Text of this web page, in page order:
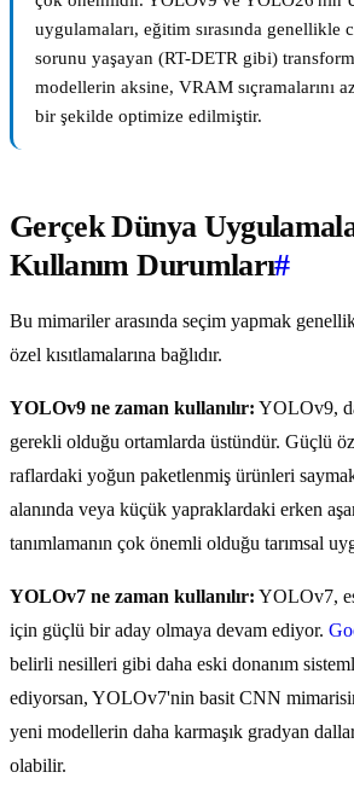
uygulamaları, eğitim sırasında genellikle
sorunu yaşayan (RT-DETR gibi)
modellerin aksine, VRAM sıçramalarını
bir şekilde optimize edilmiştir.
Gerçek Dünya
Kullanım Durumları#
Bu mimariler arasında seçim yapmak
özel kısıtlamalarına bağlıdır.
YOLOv9 ne zaman kullanılır: YOLOv9,
gerekli olduğu ortamlarda üstündür. Güçlü
raflardaki yoğun paketlenmiş ürünleri
alanında veya küçük yapraklardaki erken
tanımlamanın çok önemli olduğu tarımsal
YOLOv7 ne zaman kullanılır: YOLOv7,
için güçlü bir aday olmaya devam ediyor.
belirli nesilleri gibi daha eski donanım
ediyorsan, YOLOv7'nin basit CNN
yeni modellerin daha karmaşık gradyan
olabilir.